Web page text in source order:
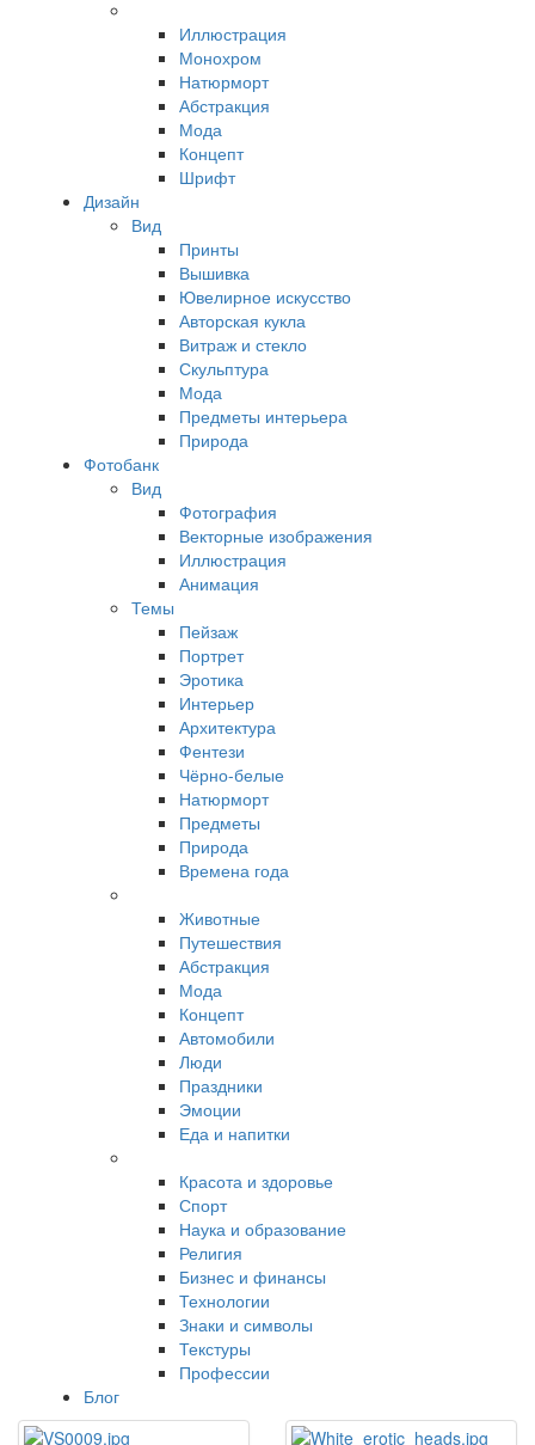
Иллюстрация
Монохром
Натюрморт
Абстракция
Мода
Концепт
Шрифт
Дизайн
Вид
Принты
Вышивка
Ювелирное искусство
Авторская кукла
Витраж и стекло
Скульптура
Мода
Предметы интерьера
Природа
Фотобанк
Вид
Фотография
Векторные изображения
Иллюстрация
Анимация
Темы
Пейзаж
Портрет
Эротика
Интерьер
Архитектура
Фентези
Чёрно-белые
Натюрморт
Предметы
Природа
Времена года
Животные
Путешествия
Абстракция
Мода
Концепт
Автомобили
Люди
Праздники
Эмоции
Еда и напитки
Красота и здоровье
Спорт
Наука и образование
Религия
Бизнес и финансы
Технологии
Знаки и символы
Текстуры
Профессии
Блог